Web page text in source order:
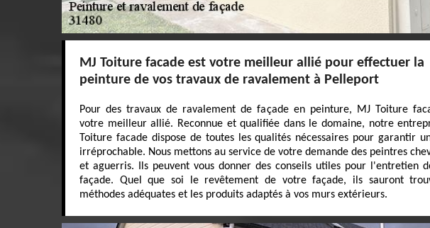
MJ Toiture facade est votre meilleur allié pour effectuer la
peinture de vos travaux de ravalement à Pelleport
Pour des travaux de ravalement de façade en peinture, MJ Toiture
votre meilleur allié. Reconnue et qualifiée dans le domaine, notre
Toiture facade dispose de toutes les qualités nécessaires pour garantir
irréprochable. Nous mettons au service de votre demande des peintres
et aguerris. Ils peuvent vous donner des conseils utiles pour l'entretien
façade. Quel que soi le revêtement de votre façade, ils sauront
méthodes adéquates et les produits adaptés à vos murs extérieurs.